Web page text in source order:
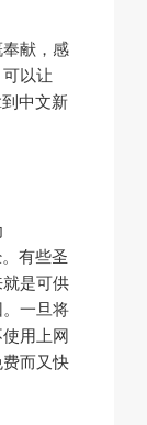
献，感
以让
中文新
有些圣
是可供
一旦将
用上网
而又快